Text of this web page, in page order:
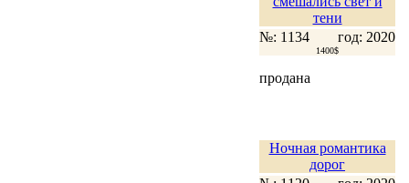
тени
№: 1134
год: 2020
1400$
продана
Ночная романтика
дорог